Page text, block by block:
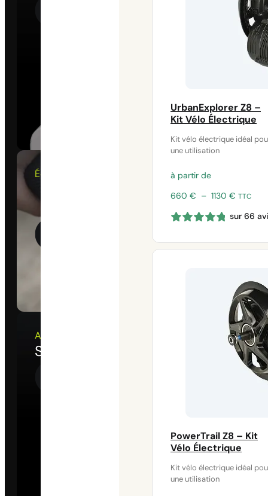
UrbanExplorer Z8 –
Kit Vélo Électrique
Kit vélo électrique idéal
une utilisation
à partir de
660 € – 1130 € Plage
prix :
à
TTC
sur 66
PowerTrail Z8 – Kit
Vélo Électrique
Kit vélo électrique idéal
une utilisation
Écran Display
Algorithme d’assistance
intélligente Syklo
Application
Suivez vos performances